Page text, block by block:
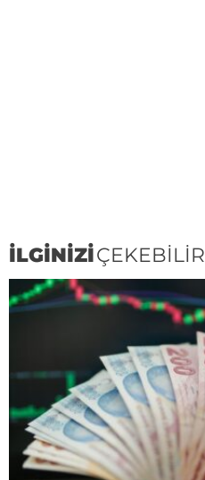
İLGİNİZİÇEKEBİLİR